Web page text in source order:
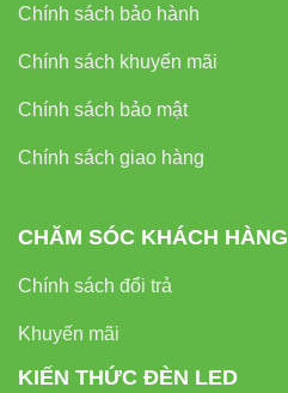
Chính sách bảo hành
Chính sách khuyến mãi
Chính sách bảo mật
Chính sách giao hàng
CHĂM SÓC KHÁCH HÀNG
Chính sách đổi trả
Khuyến mãi
KIẾN THỨC ĐÈN LED